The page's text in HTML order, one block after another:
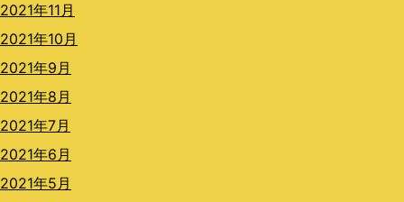
2021年11月
2021年10月
2021年9月
2021年8月
2021年7月
2021年6月
2021年5月